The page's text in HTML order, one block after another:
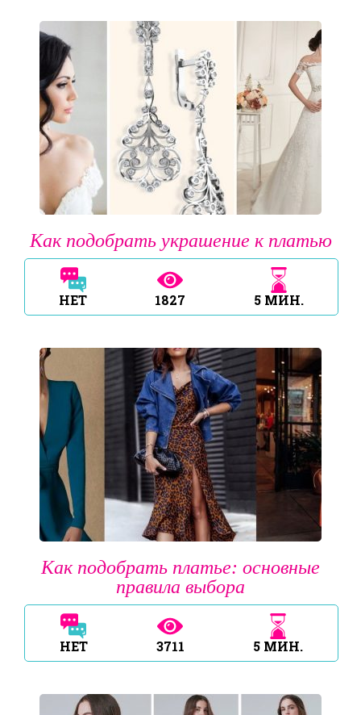
Как подобрать украшение к платью
НЕТ 1827 5 МИН.
Как подобрать платье: основные
правила выбора
НЕТ 3711 5 МИН.